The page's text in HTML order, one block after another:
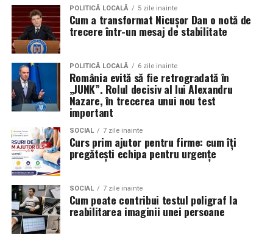
sensibilități respiratorii speciale.
Creșterea calității vieţii: mai puţine episoade acute,
mai puţină nevoie să lipsească de la şcoală sau de
la activităţi fizice.
Comparativ cu alte procedee
Proce­dul AREC se diferenţiază de alte metode de
inhalare sau salinoterapie prin:
Sarea nu provine din simple blocuri de sare sau
pereţi salini; nu este doar efect decorativ sau
wellness. În AREC, atmosfera este creată cu
particule fine de sare, încărcate electric.
Spre deosebire de salinele artificiale care folosesc
POLITICĂ LOCALĂ 5 zile inainte
Cum a transformat Nicușor Dan o notă de
trecere într-un mesaj de stabilitate
POLITICĂ LOCALĂ 6 zile inainte
România evită să fie retrogradată în
„JUNK”. Rolul decisiv al lui Alexandru
Nazare, în trecerea unui nou test
important
SOCIAL 7 zile inainte
Curs prim ajutor pentru firme: cum îți
pregătești echipa pentru urgențe
SOCIAL 7 zile inainte
Cum poate contribui testul poligraf la
reabilitarea imaginii unei persoane